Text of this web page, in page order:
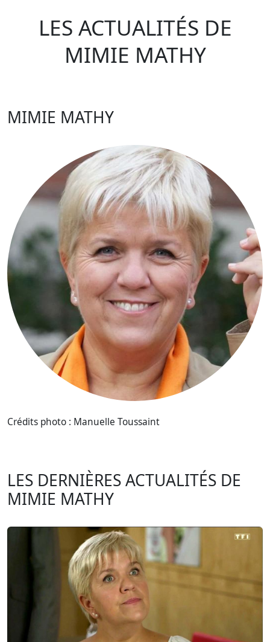
LES ACTUALITÉS DE
MIMIE MATHY
MIMIE MATHY
Crédits photo : Manuelle Toussaint
LES DERNIÈRES ACTUALITÉS DE
MIMIE MATHY